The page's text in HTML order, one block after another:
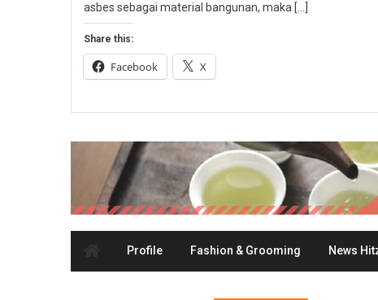
asbes sebagai material bangunan, maka […]
Share this:
Facebook X
Profile Fashion & Grooming News